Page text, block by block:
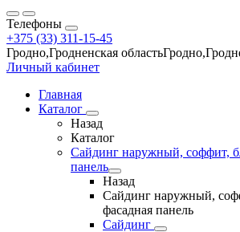
Телефоны
+375 (33) 311-15-45
Гродно,Гродненская
Личный кабинет
Главная
Каталог
Назад
Каталог
Сайдинг наружный, соффит,
панель
Назад
Сайдинг наружный,
фасадная панель
Сайдинг